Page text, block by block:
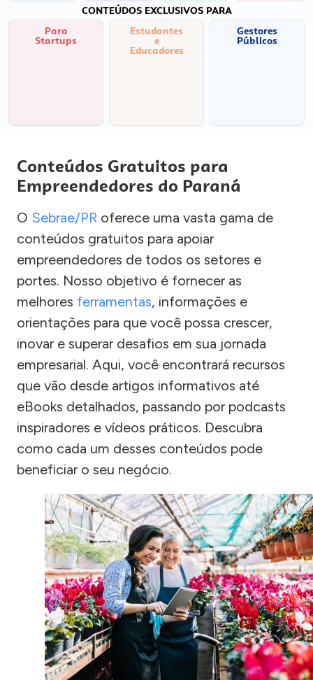
CONTEÚDOS EXCLUSIVOS PARA
Para
Startups
Estudantes
e
Educadores
Gestores
Públicos
Conteúdos Gratuitos para
Empreendedores do Paraná
O Sebrae/PR oferece uma vasta gama de
conteúdos gratuitos para apoiar
empreendedores de todos os setores e
portes. Nosso objetivo é fornecer as
melhores ferramentas, informações e
orientações para que você possa crescer,
inovar e superar desafios em sua jornada
empresarial. Aqui, você encontrará recursos
que vão desde artigos informativos até
eBooks detalhados, passando por podcasts
inspiradores e vídeos práticos. Descubra
como cada um desses conteúdos pode
beneficiar o seu negócio.